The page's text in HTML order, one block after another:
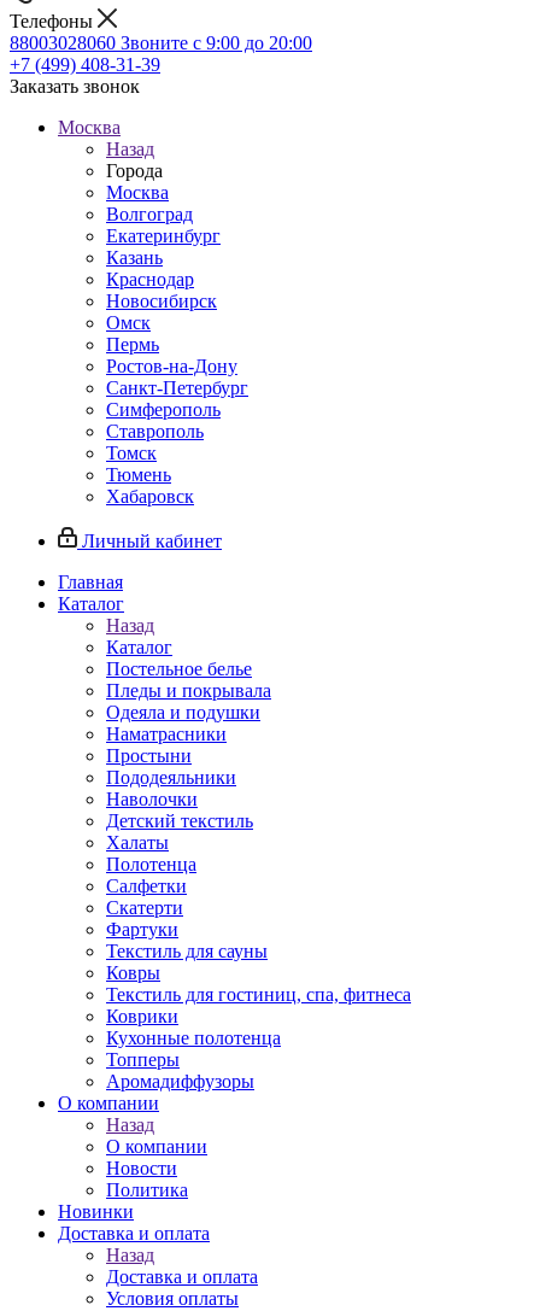
Телефоны
88003028060 Звоните с 9:00 до 20:00
+7 (499) 408-31-39
Заказать звонок
Москва
Назад
Города
Москва
Волгоград
Екатеринбург
Казань
Краснодар
Новосибирск
Омск
Пермь
Ростов-на-Дону
Санкт-Петербург
Симферополь
Ставрополь
Томск
Тюмень
Хабаровск
Личный кабинет
Главная
Каталог
Назад
Каталог
Постельное белье
Пледы и покрывала
Одеяла и подушки
Наматрасники
Простыни
Пододеяльники
Наволочки
Детский текстиль
Халаты
Полотенца
Салфетки
Скатерти
Фартуки
Текстиль для сауны
Ковры
Текстиль для гостиниц, спа, фитнеса
Коврики
Кухонные полотенца
Топперы
Аромадиффузоры
О компании
Назад
О компании
Новости
Политика
Новинки
Доставка и оплата
Назад
Доставка и оплата
Условия оплаты